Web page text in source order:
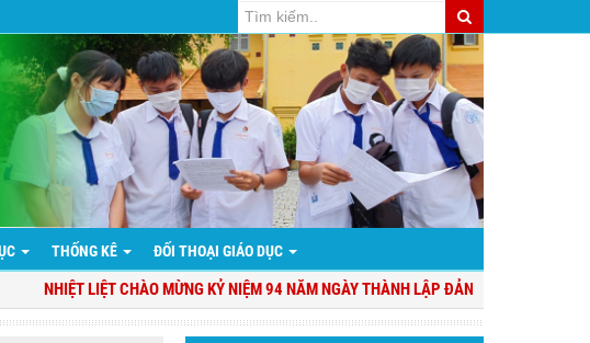
THỐNG KÊ ĐỐI THOẠI GIÁO DỤC
NHIỆT LIỆT CHÀO MỪNG KỶ NIỆM 94 NĂM NGÀY THÀNH LẬP ĐẢNG CỘNG SẢN